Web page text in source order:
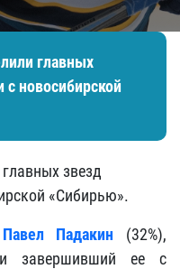
главных
новосибирской
звезд
«Сибирью».
Павел Падакин (32%),
завершивший ее с